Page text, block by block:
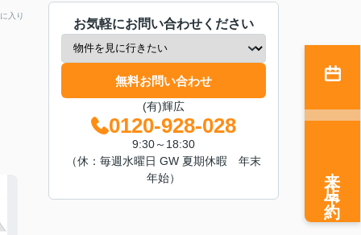
入り
お気軽にお問い合わせください
無料お問い合わせ
(有)輝広
0120-928-028
9:30～18:30
（休：毎週水曜日 GW 夏期休暇 年末
年始）
来店予約